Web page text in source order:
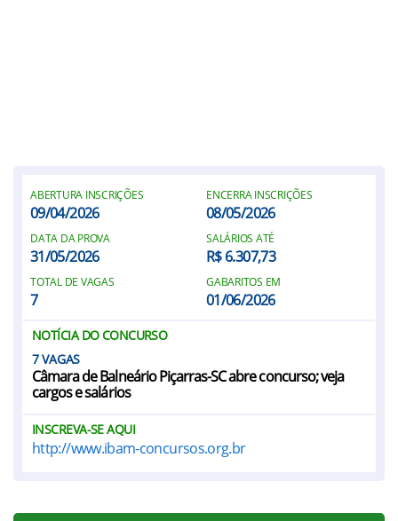
ABERTURA INSCRIÇÕES
09/04/2026
ENCERRA INSCRIÇÕES
08/05/2026
DATA DA PROVA
31/05/2026
SALÁRIOS ATÉ
R$ 6.307,73
TOTAL DE VAGAS
7
GABARITOS EM
01/06/2026
NOTÍCIA DO CONCURSO
7
Câmara de Balneário Piçarras-SC abre concurso; veja
cargos e salários
INSCREVA-SE AQUI
http://www.ibam-concursos.org.br